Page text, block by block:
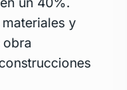
y
obra